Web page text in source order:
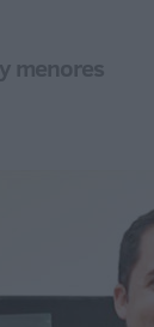
menores